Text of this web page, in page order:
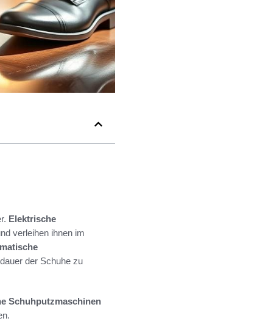
Elektrische
verleihen ihnen im
der Schuhe zu
Schuhputzmaschinen